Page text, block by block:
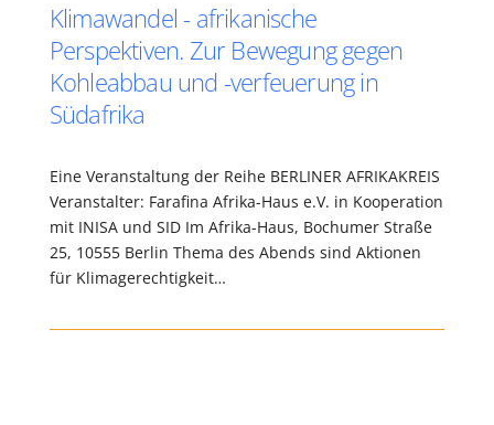
Klimawandel - afrikanische
Perspektiven. Zur Bewegung gegen
Kohleabbau und -verfeuerung in
Südafrika
Eine Veranstaltung der Reihe BERLINER AFRIKAKREIS
Veranstalter: Farafina Afrika-Haus e.V. in Kooperation
mit INISA und SID Im Afrika-Haus, Bochumer Straße
25, 10555 Berlin Thema des Abends sind Aktionen
für Klimagerechtigkeit…